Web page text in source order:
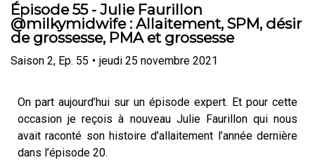
Épisode 55 - Julie Faurillon
@milkymidwife : Allaitement, SPM, désir
de grossesse, PMA et grossesse
Saison 2, Ep. 55 • jeudi 25 novembre 2021
On part aujourd’hui sur un épisode expert. Et pour cette
occasion je reçois à nouveau Julie Faurillon qui nous
avait raconté son histoire d’allaitement l’année dernière
dans l’épisode 20.